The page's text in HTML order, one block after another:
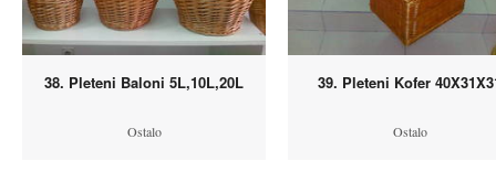
38. Pleteni Baloni 5L,10L,20L
Ostalo
39. Pleteni Kofer
Ostalo